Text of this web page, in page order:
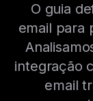
O guia
email para
integração
email